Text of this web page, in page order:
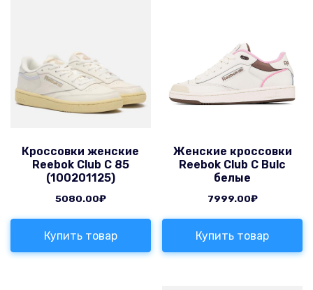
Кроссовки женские
Reebok Club C 85
(100201125)
5080.00₽
Купить товар
Женские кроссовки
Reebok Club C Bulc
белые
7999.00₽
Купить товар